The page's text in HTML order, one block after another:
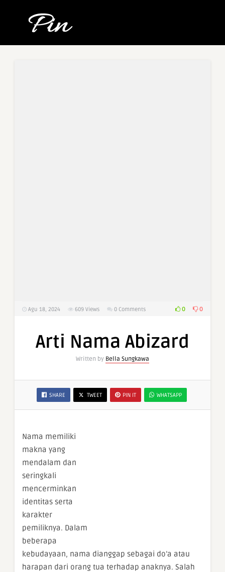
Agu 18, 2024 609 Views 0 Comments 0 0
Arti Nama Abizard
Written by Bella Sungkawa
SHARE TWEET PIN IT WHATSAPP
Nama memiliki
makna yang
mendalam dan
seringkali
mencerminkan
identitas serta
karakter
pemiliknya. Dalam
beberapa
kebudayaan, nama dianggap sebagai do’a atau
harapan dari orang tua terhadap anaknya. Salah